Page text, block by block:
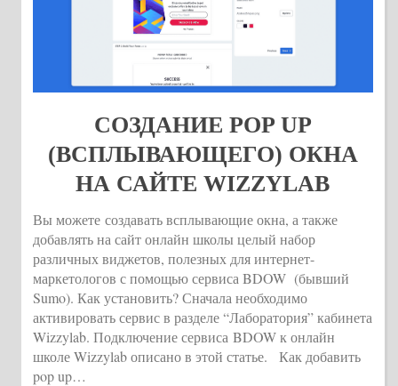
СОЗДАНИЕ POP UP
(ВСПЛЫВАЮЩЕГО) ОКНА
НА САЙТЕ WIZZYLAB
Вы можете создавать всплывающие окна, а также
добавлять на сайт онлайн школы целый набор
различных виджетов, полезных для интернет-
маркетологов с помощью сервиса BDOW (бывший
Sumo). Как установить? Сначала необходимо
активировать сервис в разделе “Лаборатория” кабинета
Wizzylab. Подключение сервиса BDOW к онлайн
школе Wizzylab описано в этой статье. Как добавить
pop up…